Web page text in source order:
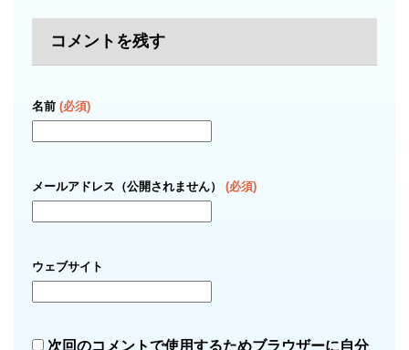
コメントを残す
名前 (必須)
メールアドレス（公開されません） (必須)
ウェブサイト
次回のコメントで使用するためブラウザーに自分